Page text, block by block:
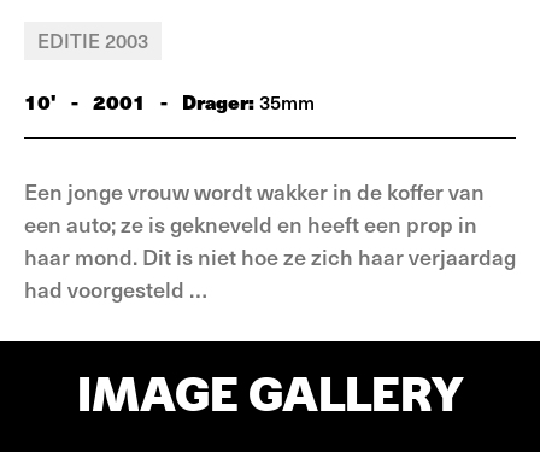
EDITIE 2003
10' - 2001 - Drager:35mm
Een jonge vrouw wordt wakker in de koffer van
een auto; ze is gekneveld en heeft een prop in
haar mond. Dit is niet hoe ze zich haar verjaardag
had voorgesteld …
IMAGE GALLERY